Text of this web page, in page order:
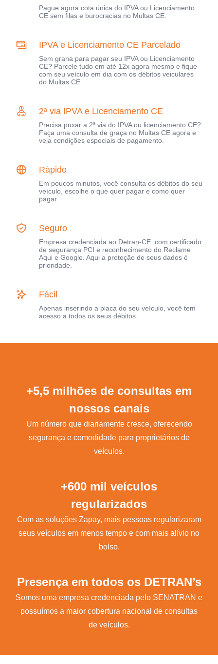
Pague agora cota única do IPVA ou Licenciamento
CE sem filas e burocracias no Multas CE.
IPVA e Licenciamento CE Parcelado
Sem grana para pagar seu IPVA ou Licenciamento
CE? Parcele tudo em até 12x agora mesmo e fique
com seu veículo em dia com os débitos veiculares
do Multas CE.
2ª via IPVA e Licenciamento CE
Precisa puxar a 2ª via do IPVA ou licenciamento CE?
Faça uma consulta de graça no Multas CE agora e
veja condições especiais de pagamento.
Rápido
Em poucos minutos, você consulta os débitos do seu
veículo, escolhe o que quer pagar e como quer
pagar.
Seguro
Empresa credenciada ao Detran-CE, com certificado
de segurança PCI e reconhecimento do Reclame
Aqui e Google. Aqui a proteção de seus dados é
prioridade.
Fácil
Apenas inserindo a placa do seu veículo, você tem
acesso a todos os seus débitos.
+5,5 milhões de consultas em
nossos canais
Um número que diariamente cresce, oferecendo
segurança e comodidade para proprietários de
veículos.
+600 mil veículos
regularizados
Com as soluções Zapay, mais pessoas regularizaram
seus veículos em menos tempo e com mais alívio no
bolso.
Presença em todos os DETRAN’s
Somos uma empresa credenciada pelo SENATRAN e
possuímos a maior cobertura nacional de consultas
de veículos.